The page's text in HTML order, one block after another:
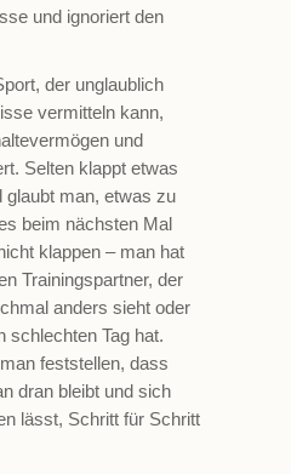
und ignoriert den
der unglaublich
vermitteln kann,
und
Selten klappt etwas
glaubt man, etwas zu
beim nächsten Mal
klappen – man hat
Trainingspartner, der
anders sieht oder
schlechten Tag hat.
feststellen, dass
dran bleibt und sich
lässt, Schritt für Schritt